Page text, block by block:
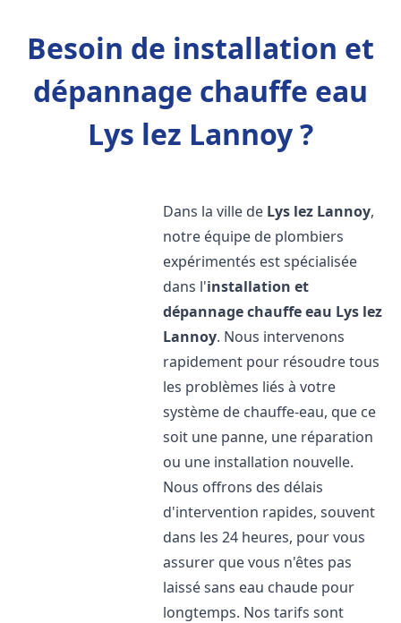
Besoin de installation et
dépannage chauffe eau
Lys lez Lannoy ?
Dans la ville de Lys lez Lannoy,
notre équipe de plombiers
expérimentés est spécialisée
dans l'installation et
dépannage chauffe eau Lys lez
Lannoy. Nous intervenons
rapidement pour résoudre tous
les problèmes liés à votre
système de chauffe-eau, que ce
soit une panne, une réparation
ou une installation nouvelle.
Nous offrons des délais
d'intervention rapides, souvent
dans les 24 heures, pour vous
assurer que vous n'êtes pas
laissé sans eau chaude pour
longtemps. Nos tarifs sont